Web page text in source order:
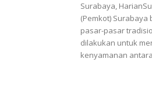
Surabaya,
(Pemkot)
pasar-pasar
dilakukan untuk
kenyamanan